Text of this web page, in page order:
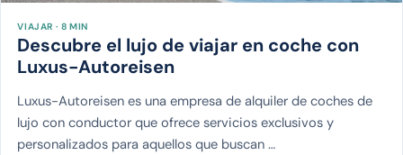
VIAJAR · 8 MIN
Descubre el lujo de viajar en coche con
Luxus-Autoreisen
Luxus-Autoreisen es una empresa de alquiler de coches de
lujo con conductor que ofrece servicios exclusivos y
personalizados para aquellos que buscan …